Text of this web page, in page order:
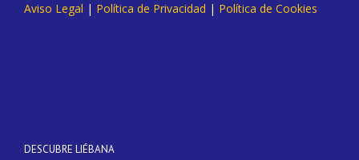
Aviso Legal | Política de Privacidad | Política de Cookies
DESCUBRE LIÉBANA